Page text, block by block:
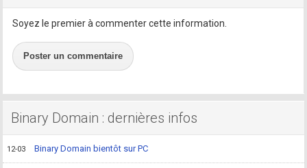
Soyez le premier à commenter cette information.
Poster un commentaire
Binary Domain : dernières infos
12-03 Binary Domain bientôt sur PC